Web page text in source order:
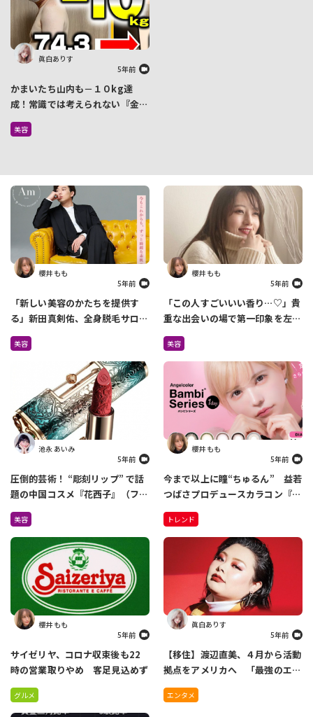
眞白ありす
5年前
かまいたち山内も－１０kg達
成！常識では考えられない『金森
式ダイエット』って知ってる？
美容
櫻井 もも
5年前
「新しい美容のかたちを提供す
る」新田真剣佑、全身脱毛サロン
を4月に2店舗オープン
美容
櫻井 もも
5年前
「この人すごいいい香り…♡」貴
重な出会いの場で第一印象を左右
しているのは『香り』だった
美容
池永 あいみ
5年前
圧倒的芸術！ “彫刻リップ” で話
題の中国コスメ『花西子』（ファ
ーシーズ）が日本上陸！
Amazonで先行販売中
美容
櫻井 もも
5年前
今まで以上に瞳“ちゅるん” 益若
つばさプロデュースカラコン『バ
ンビシリーズ』がリニューアル
トレンド
櫻井 もも
5年前
サイゼリヤ、コロナ収束後も22
時の営業取りやめ 客足見込めず
グルメ
眞白ありす
5年前
【移住】渡辺直美、４月から活動
拠点をアメリカへ 「最強のエン
ターテイナーになれるように」
エンタメ